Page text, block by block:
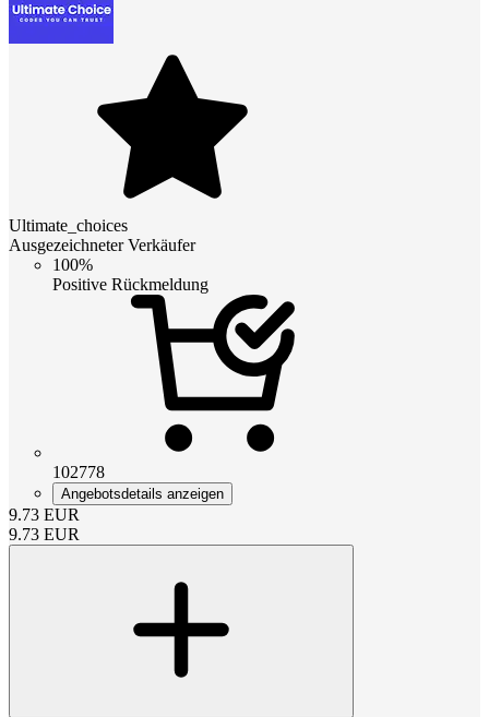
Ultimate_choices
Ausgezeichneter Verkäufer
100%
Positive Rückmeldung
102778
Angebotsdetails anzeigen
9.73 EUR
9.73 EUR